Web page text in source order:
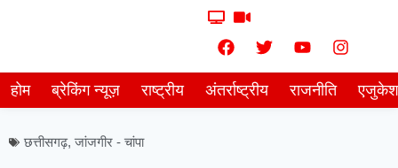
होम ब्रेकिंग न्यूज़ राष्ट्रीय अंतर्राष्ट्रीय राजनीति
छत्तीसगढ़,जांजगीर - चांपा